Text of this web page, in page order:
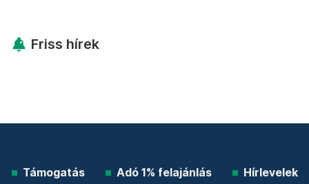
Friss hírek
Támogatás Adó 1% felajánlás Hírlevelek